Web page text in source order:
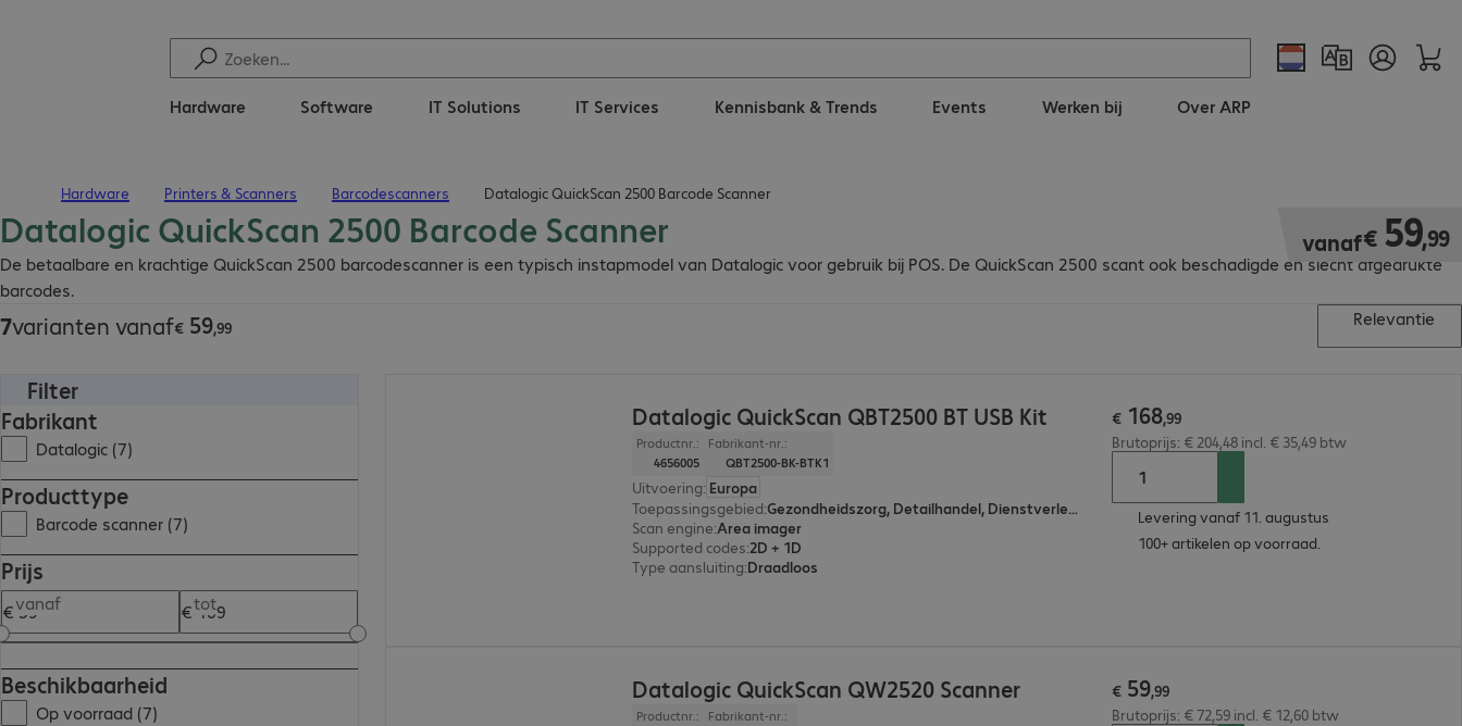
Hardware Software IT Solutions IT Services Kennisbank & Trends Events Werken bij Over ARP
Hardware Printers & Scanners Barcodescanners Datalogic QuickScan 2500 Barcode Scanner
Datalogic QuickScan 2500 Barcode Scanner
De betaalbare en krachtige QuickScan 2500 barcodescanner is een typisch instapmodel van Datalogic voor gebruik bij POS. De QuickScan 2500 scant ook beschadigde en slecht afgedrukte
barcodes.
vanaf€ 59,99
€ 59,99
7varianten vanaf€ 59,99
€ 59,99
Relevantie
Filter
Fabrikant
Datalogic (7)
Producttype
Barcode scanner (7)
Prijs
vanaf tot
Beschikbaarheid
Op voorraad (7)
Datalogic QuickScan QBT2500 BT USB Kit
Productnr.:
4656005
Fabrikant-nr.:
QBT2500-BK-BTK1
Uitvoering: Europa
Toepassingsgebied:
Gezondheidszorg, Detailhandel, Dienstverlening
Scan engine:Area imager
Supported codes:2D + 1D
Type aansluiting:Draadloos
€ 168,99
Brutoprijs: € 204,48 incl. € 35,49 btw
Levering vanaf 11. augustus
100+ artikelen op voorraad.
Datalogic QuickScan QW2520 Scanner
Productnr.:
Fabrikant-nr.:
€ 59,99
Brutoprijs: € 72,59 incl. € 12,60 btw